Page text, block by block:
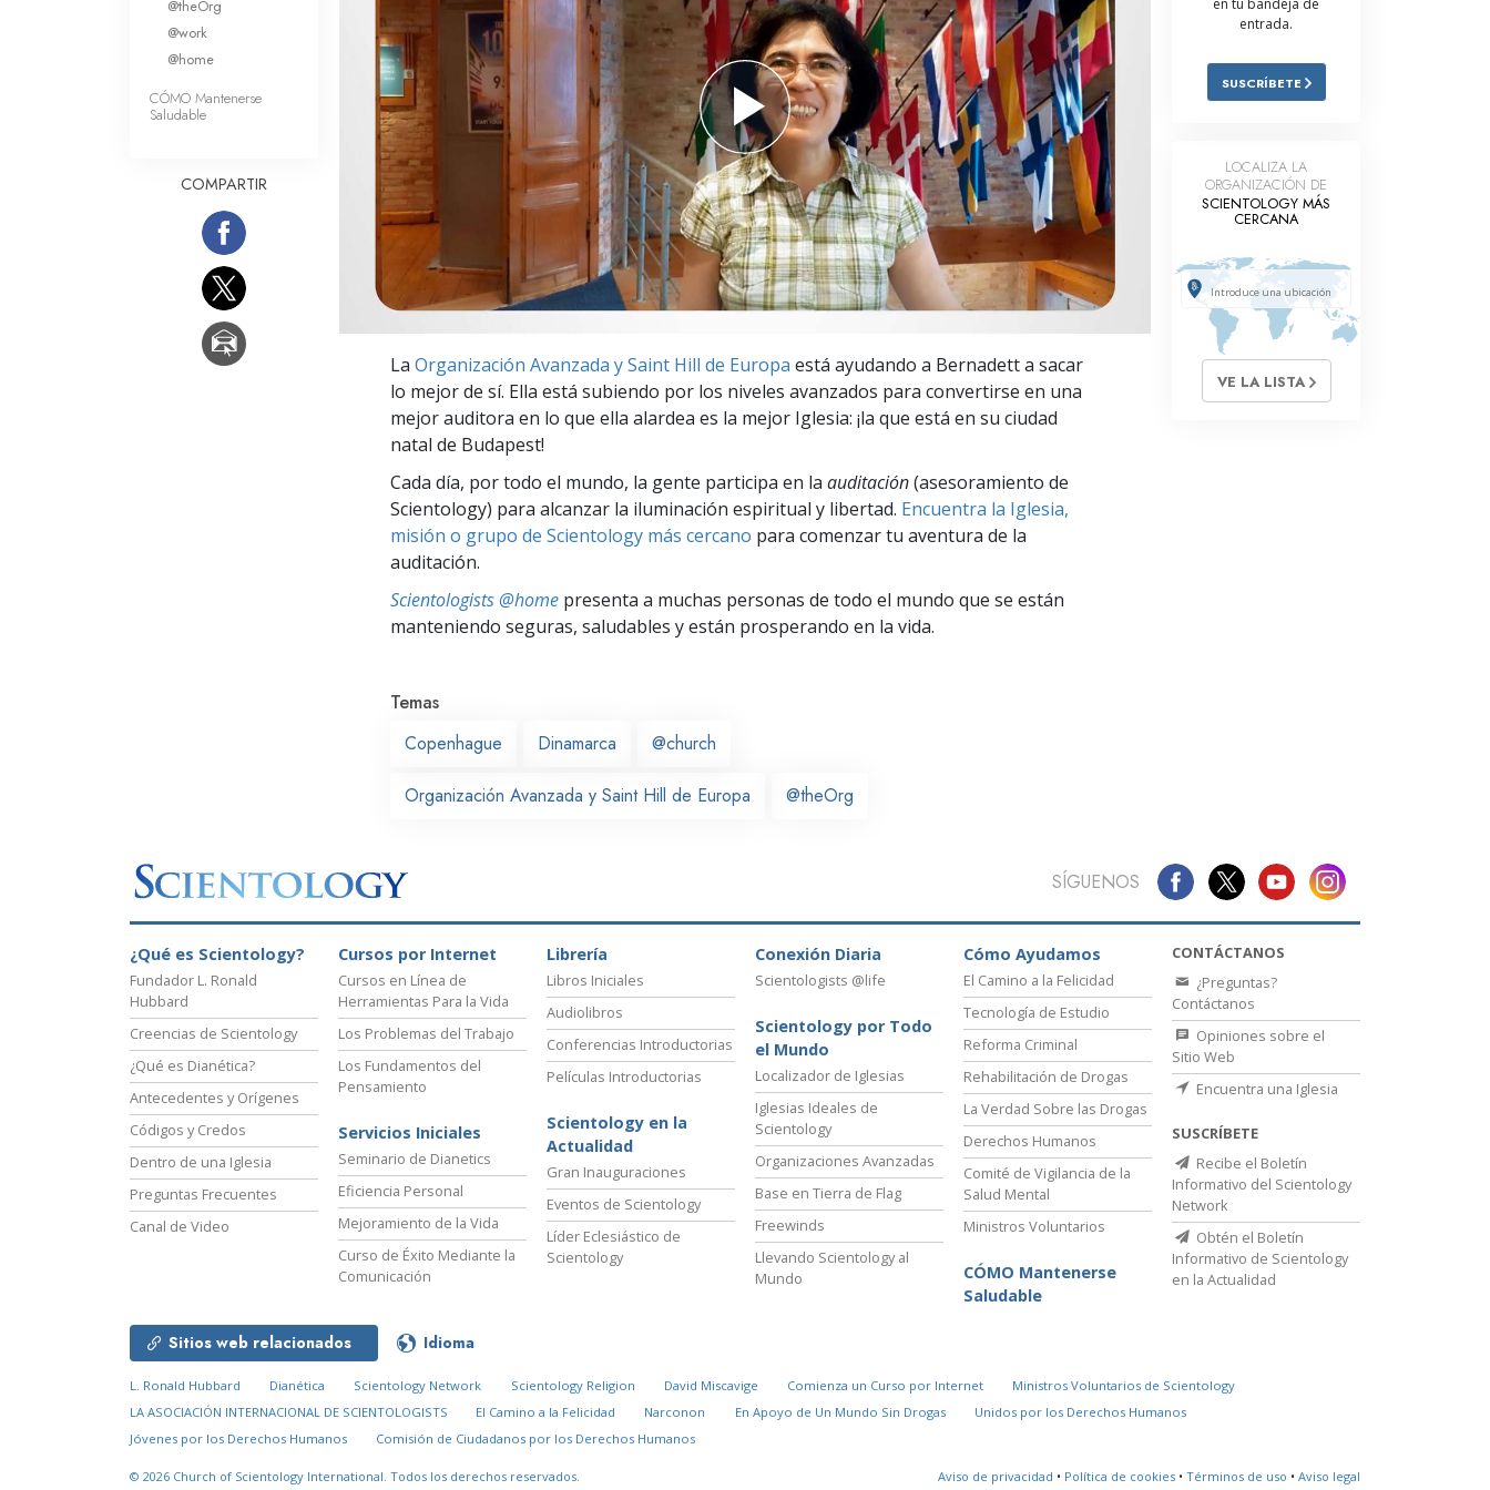
Amor y Odio: ¿Qué es Grandeza?
Respuestas a las Drogas
Los Niños
Herramientas para el Entorno Laboral
La Ética y las
Condiciones
La Causa de la Supresión
Investigaciones
Los Fundamentos de la Organización
Los Fundamentos de las Relaciones
Objetivos y Metas
La Organización Avanzada y Saint Hill de Europa está ayudando a Bernadett a sacar
lo mejor de sí. Ella está subiendo por los niveles avanzados para convertirse en una
mejor auditora en lo que ella alardea es la mejor Iglesia: ¡la que está en su ciudad
natal de Budapest!
Cada día, por todo el mundo, la gente participa en la auditación(asesoramiento de
Scientology) para alcanzar la iluminación espiritual y libertad. Encuentra la Iglesia,
misión o grupo de Scientology más cercano para comenzar tu aventura de la
auditación.
Scientologists @home presenta a muchas personas de todo el mundo que se están
manteniendo seguras, saludables y están prosperando en la vida.
Temas
Copenhague
Dinamarca @church
Organización Avanzada y Saint Hill de Europa @theOrg
@theOrg
@work
@home
CÓMO Mantenerse
Saludable
COMPARTIR
en tu bandeja de
entrada.
SUSCRÍBETE
LOCALIZA LA
ORGANIZACIÓN DE
SCIENTOLOGY MÁS
CERCANA
VE LA LISTA
SÍGUENOS
¿Qué es Scientology?
Fundador L. Ronald
Hubbard
Creencias de Scientology
¿Qué es Dianética?
Antecedentes y Orígenes
Códigos y Credos
Dentro de una Iglesia
Preguntas Frecuentes
Canal de Video
Cursos por Internet
Cursos en Línea de
Herramientas Para la Vida
Los Problemas del Trabajo
Los Fundamentos del
Pensamiento
Servicios Iniciales
Seminario de Dianetics
Eficiencia Personal
Mejoramiento de la Vida
Curso de Éxito Mediante la
Comunicación
Librería
Libros Iniciales
Audiolibros
Conferencias Introductorias
Películas Introductorias
Scientology en la
Actualidad
Gran Inauguraciones
Eventos de Scientology
Líder Eclesiástico de
Scientology
Conexión Diaria
Scientologists @life
Scientology por Todo
el Mundo
Localizador de Iglesias
Iglesias Ideales de
Scientology
Organizaciones Avanzadas
Base en Tierra de Flag
Freewinds
Llevando Scientology al
Mundo
Cómo Ayudamos
El Camino a la Felicidad
Tecnología de Estudio
Reforma Criminal
Rehabilitación de Drogas
La Verdad Sobre las Drogas
Derechos Humanos
Comité de Vigilancia de la
Salud Mental
Ministros Voluntarios
CÓMO Mantenerse
Saludable
CONTÁCTANOS
¿Preguntas?
Contáctanos
Opiniones sobre el
Sitio Web
Encuentra una Iglesia
SUSCRÍBETE
Recibe el Boletín
Informativo del Scientology
Network
Obtén el Boletín
Informativo de Scientology
en la Actualidad
Sitios web relacionados Idioma
L. Ronald Hubbard Dianética Scientology Network Scientology Religion David Miscavige Comienza un Curso por Internet
Ministros Voluntarios de Scientology
LA ASOCIACIÓN INTERNACIONAL DE SCIENTOLOGISTS
El Camino a la Felicidad Narconon En Apoyo de Un Mundo Sin Drogas
Unidos por los Derechos Humanos
Jóvenes por los Derechos Humanos
Comisión de Ciudadanos por los Derechos Humanos
© 2026 Church of Scientology International. Todos los derechos reservados. Aviso de privacidad • Política de cookies • Términos de uso • Aviso legal